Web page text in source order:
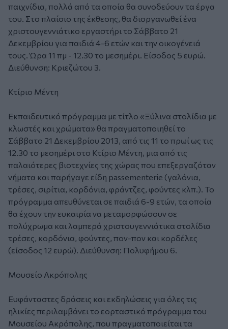
παιχνίδια, πολλά από τα οποία θα συνοδεύουν τα έργα
του. Στο πλαίσιο της έκθεσης, θα διοργανωθεί ένα
χριστουγεννιάτικο εργαστήρι το Σάββατο 21
Δεκεμβρίου για παιδιά 4-6 ετών και την οικογένειά
τους. Ώρα 11 πμ - 12.30 το μεσημέρι. Είσοδος 5 ευρώ.
Διεύθυνση: Κριεζώτου 3.
Κτίριο Μέντη
Εκπαιδευτικό πρόγραμμα με τίτλο «Ξύλινα στολίδια με
κλωστές και χρώματα» θα πραγματοποιηθεί το
Σάββατο 21 Δεκεμβρίου 2013, από τις 11 το πρωί ως τις
12.30 το μεσημέρι στο Κτίριο Μέντη, μια από τις
παλαιότερες βιοτεχνίες της χώρας που επεξεργαζόταν
νήματα και παρήγαγε είδη passementerie (γαλόνια,
τρέσες, σιρίτια, κορδόνια, φράντζες, φούντες κλπ.). Το
πρόγραμμα απευθύνεται σε παιδιά 6-9 ετών, τα οποία
θα έχουν την ευκαιρία να μεταμορφώσουν σε
πολύχρωμα και λαμπερά χριστουγεννιάτικα στολίδια
τρέσες, κορδόνια, φούντες, πον-πον και κορδέλες
(είσοδος 12 ευρώ). Διεύθυνση: Πολυφήμου 6.
Μουσείο Ακρόπολης
Ευφάνταστες δράσεις και εκδηλώσεις για όλες τις
ηλικίες περιλαμβάνει το εορταστικό πρόγραμμα του
Μουσείου Ακρόπολης, που πραγματοποιείται τα